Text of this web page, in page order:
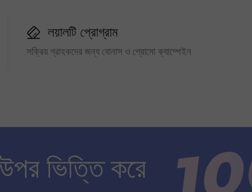
লয়ালটি প্রোগ্রাম
সক্রিয় গ্রাহকদের জন্য বোনাস ও প্রোমো ক্যাম্পেইন
ভিত্তি করে